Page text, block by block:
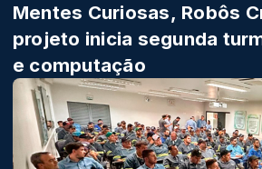
Mentes Curiosas, Robôs
projeto inicia segunda
e computação